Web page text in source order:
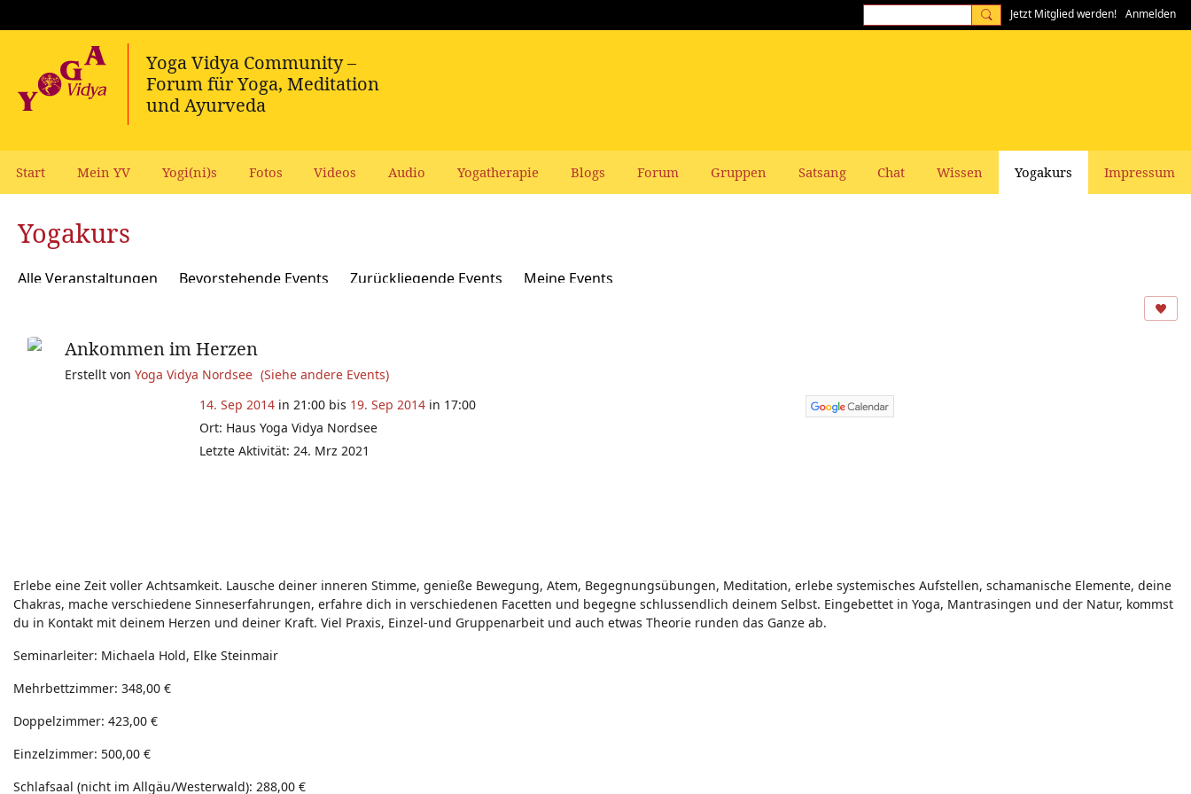
Jetzt Mitglied werden! Anmelden
Start Mein YV Yogi(ni)s Fotos Videos Audio Yogatherapie Blogs Forum Gruppen Satsang Chat Wissen Yogakurs Impressum
Yogakurs
Alle Veranstaltungen Bevorstehende Events Zurückliegende Events Meine Events
Ankommen im Herzen
Erstellt von Yoga Vidya Nordsee (Siehe andere Events)
14. Sep 2014 in 21:00 bis 19. Sep 2014 in 17:00
Ort: Haus Yoga Vidya Nordsee
Letzte Aktivität: 24. Mrz 2021
Erlebe eine Zeit voller Achtsamkeit. Lausche deiner inneren Stimme, genieße Bewegung, Atem, Begegnungsübungen, Meditation, erlebe systemisches Aufstellen, schamanische Elemente, deine
Chakras, mache verschiedene Sinneserfahrungen, erfahre dich in verschiedenen Facetten und begegne schlussendlich deinem Selbst. Eingebettet in Yoga, Mantrasingen und der Natur, kommst
du in Kontakt mit deinem Herzen und deiner Kraft. Viel Praxis, Einzel-und Gruppenarbeit und auch etwas Theorie runden das Ganze ab.
Seminarleiter: Michaela Hold, Elke Steinmair
Mehrbettzimmer: 348,00 €
Doppelzimmer: 423,00 €
Einzelzimmer: 500,00 €
Schlafsaal (nicht im Allgäu/Westerwald): 288,00 €